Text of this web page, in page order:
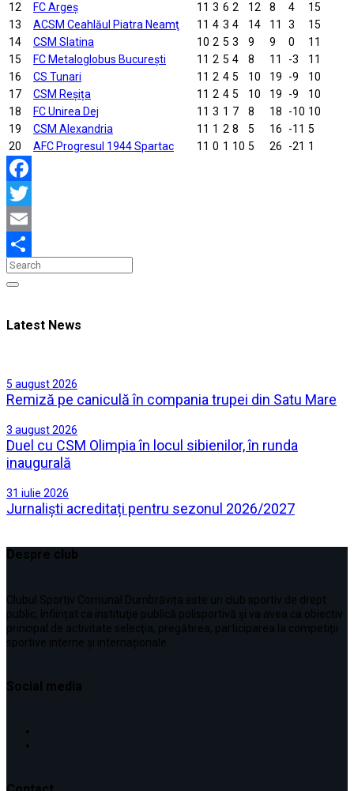
12
FC Argeș 11 3 6 2 12 8 4
15
13
ACSM Ceahlăul Piatra Neamţ 11 4 3 4 14 11 3
15
14
CSM Slatina 10 2 5 3 9 9 0
11
15
FC Metaloglobus Bucureşti 11 2 5 4 8 11 -3
11
16
CS Tunari 11 2 4 5 10 19 -9
10
17
CSM Reșița 11 2 4 5 10 19 -9
10
18
FC Unirea Dej 11 3 1 7 8 18 -10 10
19
CSM Alexandria 11 1 2 8 5 16 -11 5
20
AFC Progresul 1944 Spartac 11 0 1 10 5 26 -21 1
Facebook
Twitter
Email
Partajează
Latest News
5 august 2026
Remiză pe caniculă în compania trupei din Satu Mare
3 august 2026
Duel cu CSM Olimpia în locul sibienilor, în runda
inaugurală
31 iulie 2026
Jurnaliști acreditați pentru sezonul 2026/2027
Despre club
Clubul Sportiv Comunal Dumbrăvița este un club sportiv de drept
public, înființat ca instituţie publică polisportivă și va avea ca obiectiv
principal de activitate selecţia, pregătirea, participarea la competiţii
sportive interne şi internaționale.
Social media